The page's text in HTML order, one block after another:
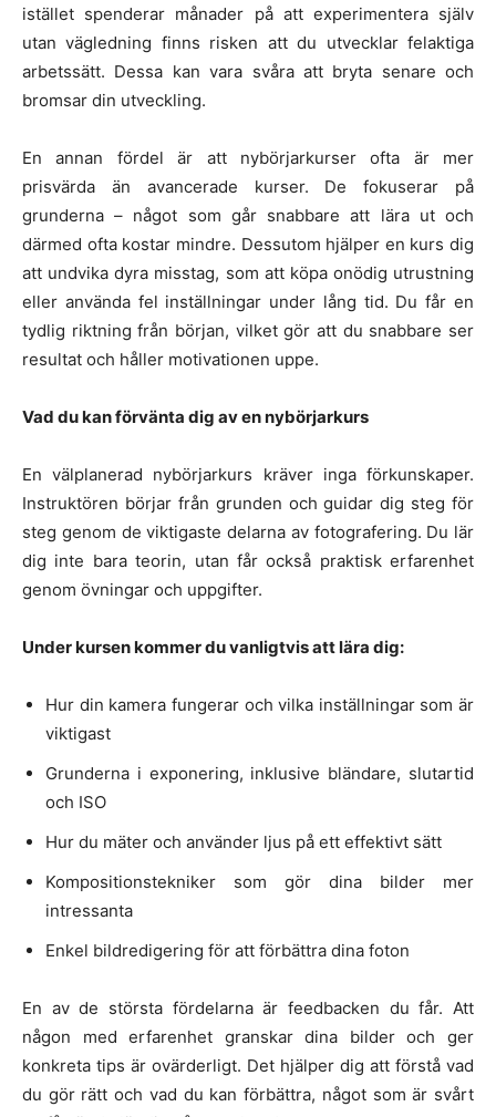
istället spenderar månader på att experimentera själv
utan vägledning finns risken att du utvecklar felaktiga
arbetssätt. Dessa kan vara svåra att bryta senare och
bromsar din utveckling.
En annan fördel är att nybörjarkurser ofta är mer
prisvärda än avancerade kurser. De fokuserar på
grunderna – något som går snabbare att lära ut och
därmed ofta kostar mindre. Dessutom hjälper en kurs dig
att undvika dyra misstag, som att köpa onödig utrustning
eller använda fel inställningar under lång tid. Du får en
tydlig riktning från början, vilket gör att du snabbare ser
resultat och håller motivationen uppe.
Vad du kan förvänta dig av en nybörjarkurs
En välplanerad nybörjarkurs kräver inga förkunskaper.
Instruktören börjar från grunden och guidar dig steg för
steg genom de viktigaste delarna av fotografering. Du lär
dig inte bara teorin, utan får också praktisk erfarenhet
genom övningar och uppgifter.
Under kursen kommer du vanligtvis att lära dig:
Hur din kamera fungerar och vilka inställningar som är
viktigast
Grunderna i exponering, inklusive bländare, slutartid
och ISO
Hur du mäter och använder ljus på ett effektivt sätt
Kompositionstekniker som gör dina bilder mer
intressanta
Enkel bildredigering för att förbättra dina foton
En av de största fördelarna är feedbacken du får. Att
någon med erfarenhet granskar dina bilder och ger
konkreta tips är ovärderligt. Det hjälper dig att förstå vad
du gör rätt och vad du kan förbättra, något som är svårt